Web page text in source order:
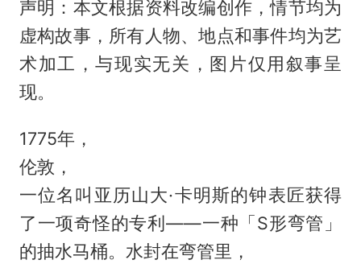
声明：本文根据资料改编创作，情节均为
虚构故事，所有人物、地点和事件均为艺
术加工，与现实无关，图片仅用叙事呈
现。
1775年，
伦敦，
一位名叫亚历山大·卡明斯的钟表匠获得
了一项奇怪的专利——一种「S形弯管」
的抽水马桶。水封在弯管里，